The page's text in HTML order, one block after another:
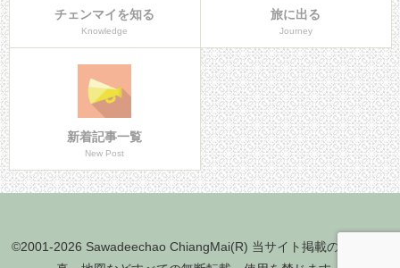
チェンマイを知る
Knowledge
旅に出る
Journey
新着記事一覧
New Post
©2001-2026 Sawadeechao ChiangMai(R) 当サイト掲載の文章・写